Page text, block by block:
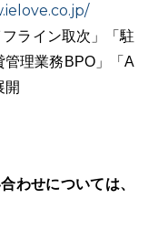
ライン取次」「駐
管理業務BPO」「A
開
わせについては、